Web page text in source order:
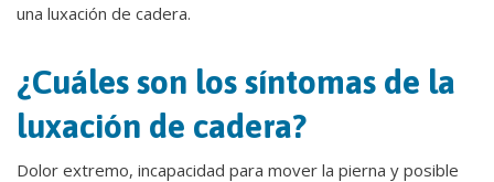
una luxación de cadera.
¿Cuáles son los síntomas de la
luxación de cadera?
Dolor extremo, incapacidad para mover la pierna y posible